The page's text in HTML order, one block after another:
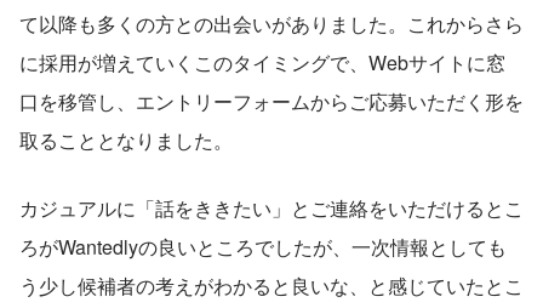
て以降も多くの方との出会いがありました。これからさら
に採用が増えていくこのタイミングで、Webサイトに窓
口を移管し、エントリーフォームからご応募いただく形を
取ることとなりました。
カジュアルに「話をききたい」とご連絡をいただけるとこ
ろがWantedlyの良いところでしたが、一次情報としても
う少し候補者の考えがわかると良いな、と感じていたとこ